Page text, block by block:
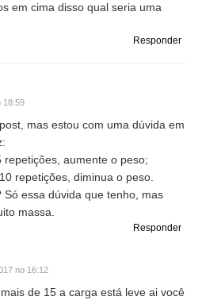
em cima disso qual seria uma
Responder
18:59
mas estou com uma dúvida em
aumente o peso;
repetições, diminua o peso.
essa dúvida que tenho, mas
massa.
Responder
no 16:12
de 15 a carga está leve ai você